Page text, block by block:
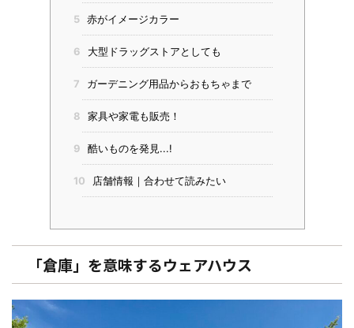
5 赤がイメージカラー
6 大型ドラッグストアとしても
7 ガーデニング用品からおもちゃまで
8 家具や家電も販売！
9 酷いものを発見...!
10 店舗情報｜合わせて読みたい
「倉庫」を意味するウェアハウス